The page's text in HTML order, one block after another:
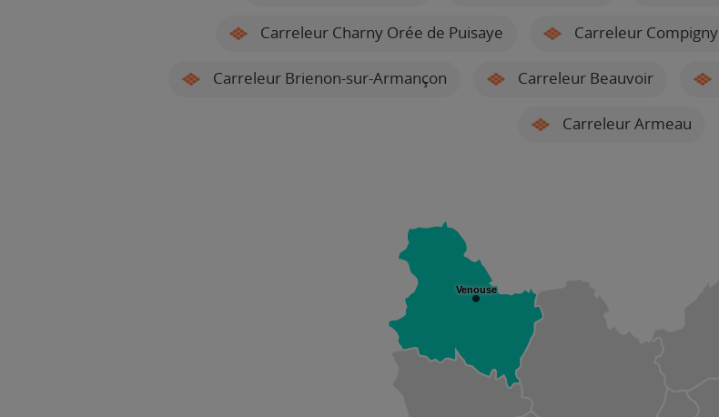
Carreleur Charny Orée de Puisaye Carreleur Compigny
Carreleur Brienon-sur-Armançon Carreleur Beauvoir
Carreleur Armeau
Venouse